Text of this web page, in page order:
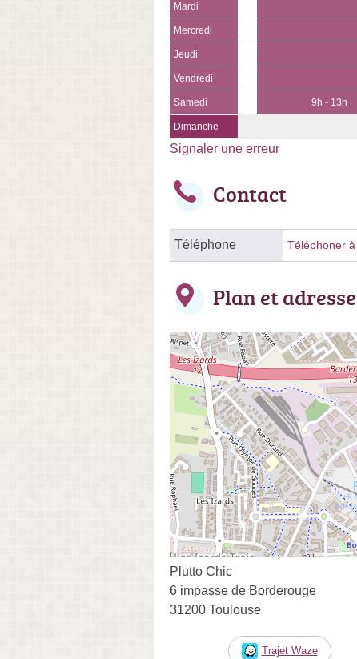
Mardi
Mercredi
Jeudi
Vendredi
Samedi 9h - 13h
Dimanche
Signaler une erreur
Contact
Téléphone Téléphoner
Plan et adresse
Plutto Chic
6 impasse de Borderouge
31200 Toulouse
Trajet Waze